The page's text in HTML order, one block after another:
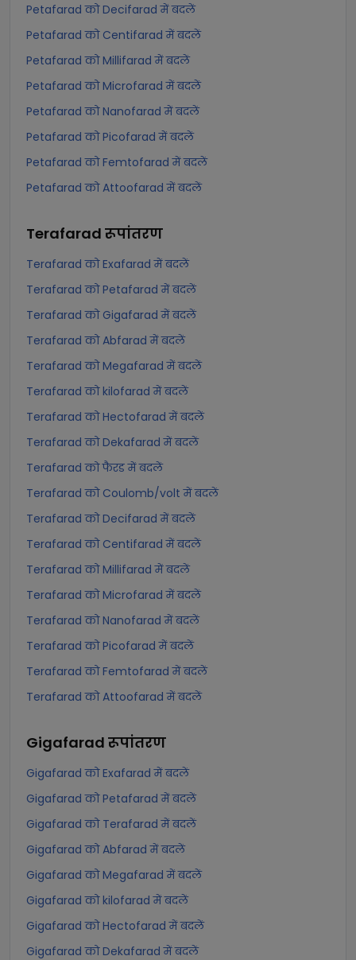
Petafarad को Decifarad में बदलें
Petafarad को Centifarad में बदलें
Petafarad को Millifarad में बदलें
Petafarad को Microfarad में बदलें
Petafarad को Nanofarad में बदलें
Petafarad को Picofarad में बदलें
Petafarad को Femtofarad में बदलें
Petafarad को Attoofarad में बदलें
Terafarad रूपांतरण
Terafarad को Exafarad में बदलें
Terafarad को Petafarad में बदलें
Terafarad को Gigafarad में बदलें
Terafarad को Abfarad में बदलें
Terafarad को Megafarad में बदलें
Terafarad को kilofarad में बदलें
Terafarad को Hectofarad में बदलें
Terafarad को Dekafarad में बदलें
Terafarad को फैरड में बदलें
Terafarad को Coulomb/volt में बदलें
Terafarad को Decifarad में बदलें
Terafarad को Centifarad में बदलें
Terafarad को Millifarad में बदलें
Terafarad को Microfarad में बदलें
Terafarad को Nanofarad में बदलें
Terafarad को Picofarad में बदलें
Terafarad को Femtofarad में बदलें
Terafarad को Attoofarad में बदलें
Gigafarad रूपांतरण
Gigafarad को Exafarad में बदलें
Gigafarad को Petafarad में बदलें
Gigafarad को Terafarad में बदलें
Gigafarad को Abfarad में बदलें
Gigafarad को Megafarad में बदलें
Gigafarad को kilofarad में बदलें
Gigafarad को Hectofarad में बदलें
Gigafarad को Dekafarad में बदलें